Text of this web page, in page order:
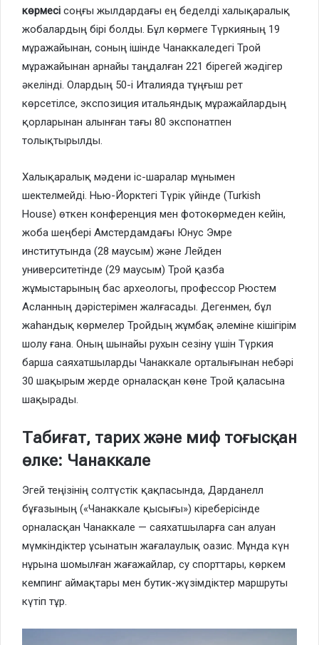
көрмесі соңғы жылдардағы ең беделді халықаралық
жобалардың бірі болды. Бұл көрмеге Түркияның 19
мұражайынан, соның ішінде Чанаккаледегі Трой
мұражайынан арнайы таңдалған 221 бірегей жәдігер
әкелінді. Олардың 50-і Италияда тұңғыш рет
көрсетілсе, экспозиция итальяндық мұражайлардың
қорларынан алынған тағы 80 экспонатпен
толықтырылды.
Халықаралық мәдени іс-шаралар мұнымен
шектелмейді. Нью-Йорктегі Түрік үйінде (Turkish
House) өткен конференция мен фотокөрмеден кейін,
жоба шеңбері Амстердамдағы Юнус Эмре
институтында (28 маусым) және Лейден
университетінде (29 маусым) Трой қазба
жұмыстарының бас археологы, профессор Рюстем
Асланның дәрістерімен жалғасады. Дегенмен, бұл
жаһандық көрмелер Тройдың жұмбақ әлеміне кішігірім
шолу ғана. Оның шынайы рухын сезіну үшін Түркия
барша саяхатшыларды Чанаккале орталығынан небәрі
30 шақырым жерде орналасқан көне Трой қаласына
шақырады.
Табиғат, тарих және миф тоғысқан
өлке: Чанаккале
Эгей теңізінің солтүстік қақпасында, Дарданелл
бұғазының («Чанаккале қысығы») кіреберісінде
орналасқан Чанаккале — саяхатшыларға сан алуан
мүмкіндіктер ұсынатын жағалаулық оазис. Мұнда күн
нұрына шомылған жағажайлар, су спорттары, көркем
кемпинг аймақтары мен бутик-жүзімдіктер маршруты
күтіп тұр.